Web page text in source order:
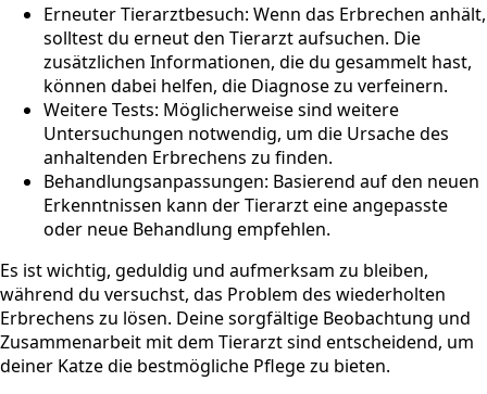
Erneuter Tierarztbesuch: Wenn das Erbrechen anhält,
solltest du erneut den Tierarzt aufsuchen. Die
zusätzlichen Informationen, die du gesammelt hast,
können dabei helfen, die Diagnose zu verfeinern.
Weitere Tests: Möglicherweise sind weitere
Untersuchungen notwendig, um die Ursache des
anhaltenden Erbrechens zu finden.
Behandlungsanpassungen: Basierend auf den neuen
Erkenntnissen kann der Tierarzt eine angepasste
oder neue Behandlung empfehlen.
Es ist wichtig, geduldig und aufmerksam zu bleiben,
während du versuchst, das Problem des wiederholten
Erbrechens zu lösen. Deine sorgfältige Beobachtung und
Zusammenarbeit mit dem Tierarzt sind entscheidend, um
deiner Katze die bestmögliche Pflege zu bieten.